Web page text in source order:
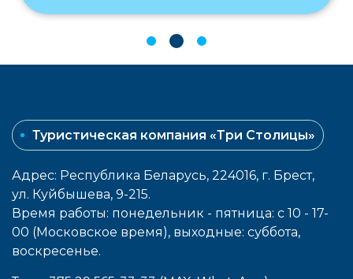
Туристическая компания «Три Столицы»
Адрес: Республика Беларусь, 224016, г. Брест,
ул. Куйбышева, 9-215.
Время работы: понедельник - пятница: с 10 - 17-
00 (Московское время), выходные: cуббота,
воcкресенье.